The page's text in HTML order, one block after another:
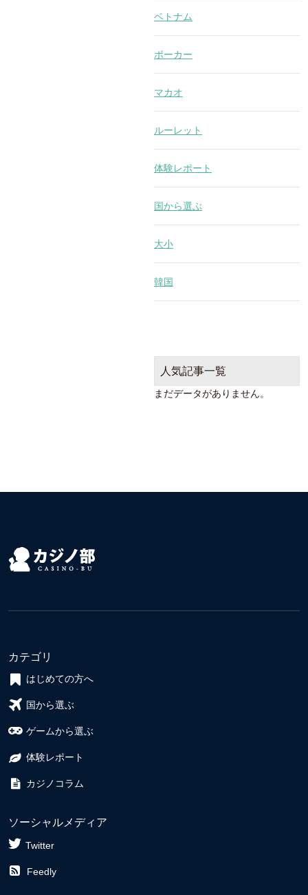
ベトナム
ポーカー
マカオ
ルーレット
体験レポート
国から選ぶ
大小
韓国
人気記事一覧
まだデータがありません。
カテゴリ
はじめての方へ
国から選ぶ
ゲームから選ぶ
体験レポート
カジノコラム
ソーシャルメディア
Twitter
Feedly